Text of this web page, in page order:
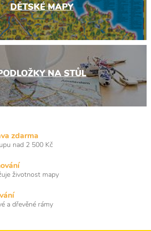
DĚTSKÉ MAPY
NA STŮL
zdarma
nad 2 500 Kč
životnost mapy
a dřevěné rámy